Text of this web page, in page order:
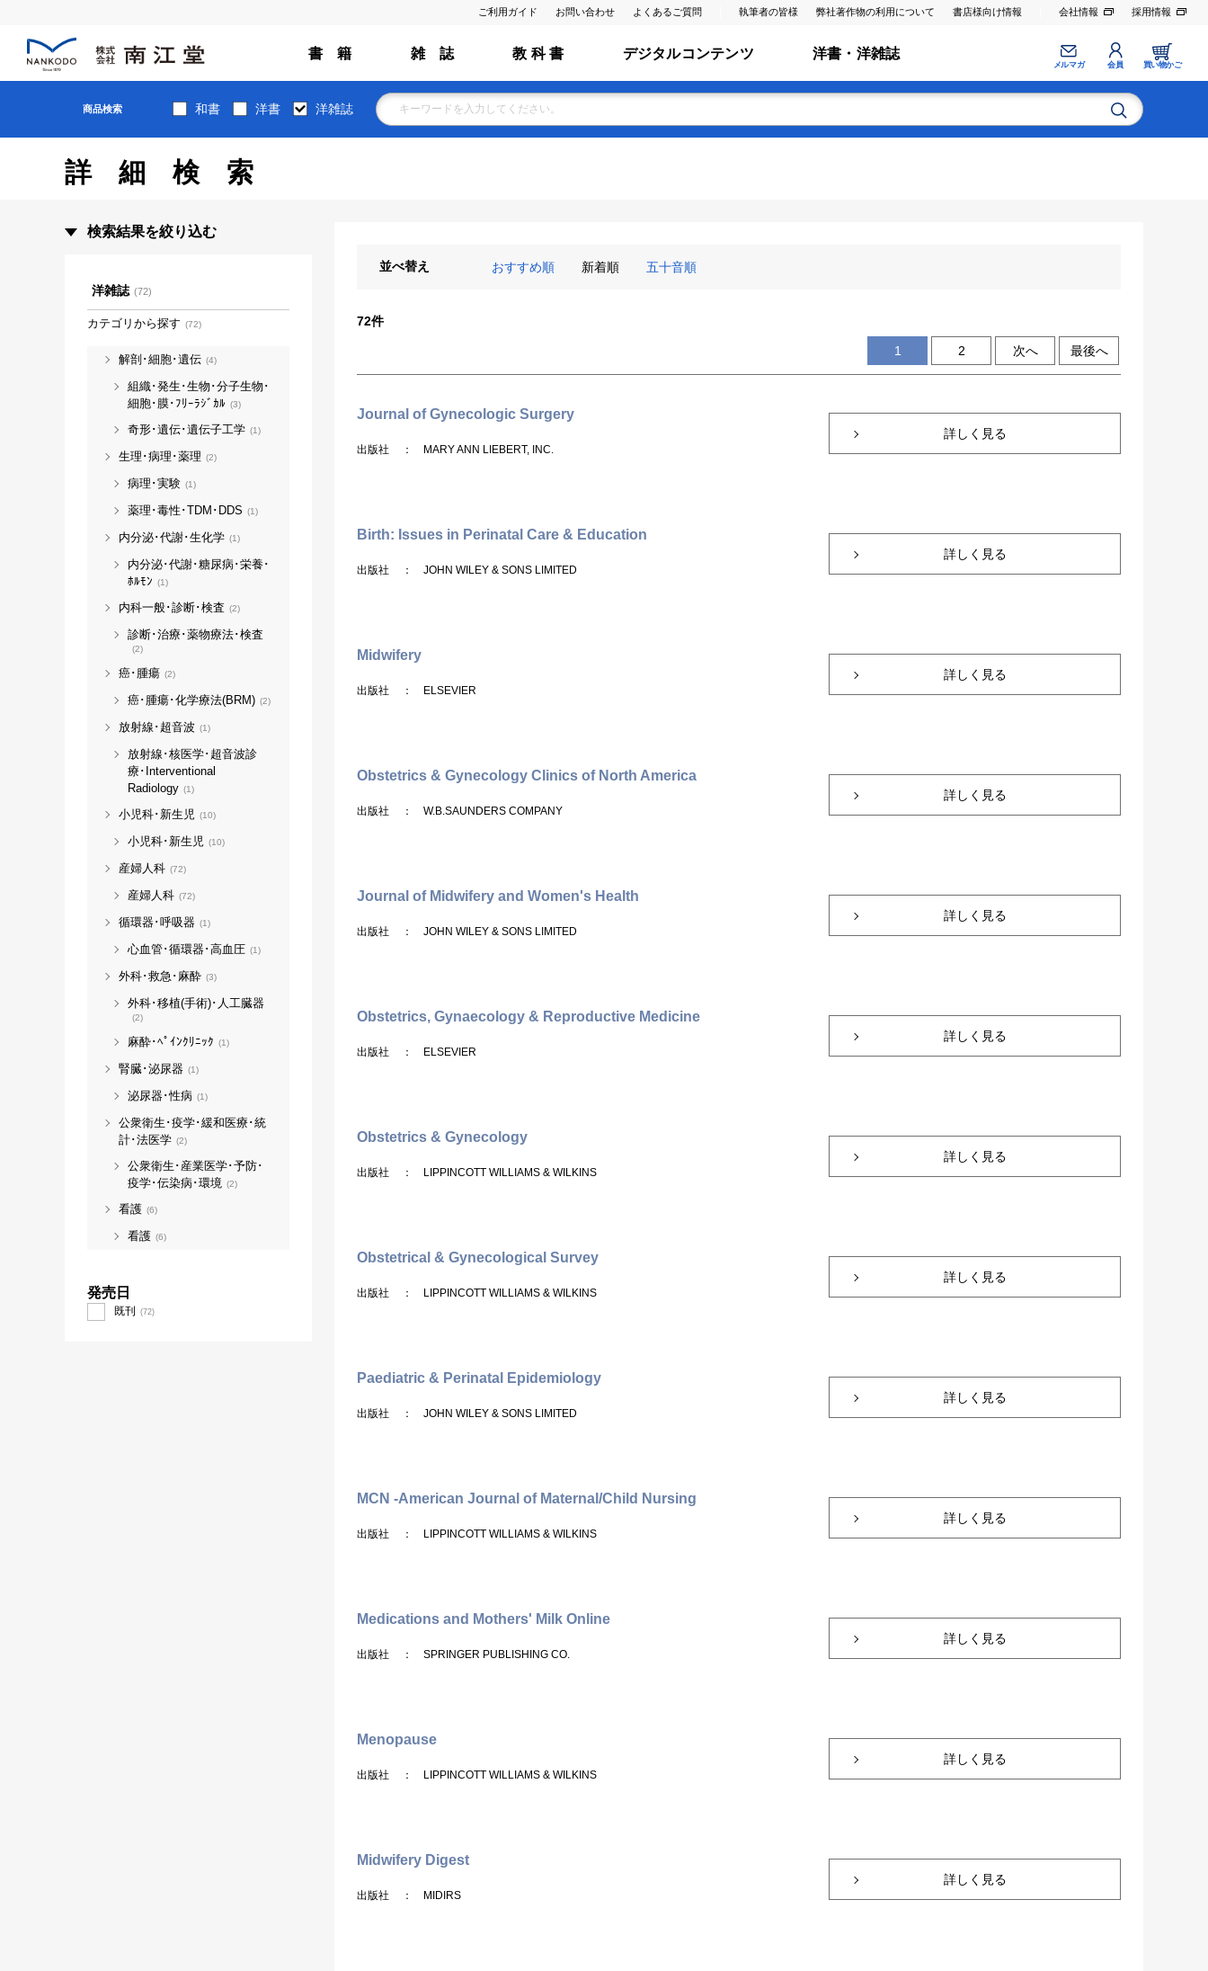
ご利用ガイド お問い合わせ よくあるご質問 執筆者の皆様 弊社著作物の利用について 書店様向け情報 会社情報 採用情報
書 籍 雑 誌 教 科 書 デジタルコンテンツ 洋書・洋雑誌
メルマガ 会員 買い物かご
商品検索 和書 洋書 洋雑誌
詳細検索
並べ替え おすすめ順 新着順 五十音順
72件
1 2 次へ 最後へ
Journal of Gynecologic Surgery
出版社 ： MARY ANN LIEBERT, INC.
詳しく見る
Birth: Issues in Perinatal Care & Education
出版社 ： JOHN WILEY & SONS LIMITED
詳しく見る
Midwifery
出版社 ： ELSEVIER
詳しく見る
Obstetrics & Gynecology Clinics of North America
出版社 ： W.B.SAUNDERS COMPANY
詳しく見る
Journal of Midwifery and Women's Health
出版社 ： JOHN WILEY & SONS LIMITED
詳しく見る
Obstetrics, Gynaecology & Reproductive Medicine
出版社 ： ELSEVIER
詳しく見る
Obstetrics & Gynecology
出版社 ： LIPPINCOTT WILLIAMS & WILKINS
詳しく見る
Obstetrical & Gynecological Survey
出版社 ： LIPPINCOTT WILLIAMS & WILKINS
詳しく見る
Paediatric & Perinatal Epidemiology
出版社 ： JOHN WILEY & SONS LIMITED
詳しく見る
MCN -American Journal of Maternal/Child Nursing
出版社 ： LIPPINCOTT WILLIAMS & WILKINS
詳しく見る
Medications and Mothers' Milk Online
出版社 ： SPRINGER PUBLISHING CO.
詳しく見る
Menopause
出版社 ： LIPPINCOTT WILLIAMS & WILKINS
詳しく見る
Midwifery Digest
出版社 ： MIDIRS
詳しく見る
検索結果を絞り込む
洋雑誌 (72)
カテゴリから探す (72)
解剖･細胞･遺伝 (4)
組織･発生･生物･分子生物･
細胞･膜･ﾌﾘｰﾗｼﾞｶﾙ (3)
奇形･遺伝･遺伝子工学 (1)
生理･病理･薬理 (2)
病理･実験 (1)
薬理･毒性･TDM･DDS (1)
内分泌･代謝･生化学 (1)
内分泌･代謝･糖尿病･栄養･
ﾎﾙﾓﾝ (1)
内科一般･診断･検査 (2)
診断･治療･薬物療法･検査
(2)
癌･腫瘍 (2)
癌･腫瘍･化学療法(BRM) (2)
放射線･超音波 (1)
放射線･核医学･超音波診
療･Interventional
Radiology (1)
小児科･新生児 (10)
小児科･新生児 (10)
産婦人科 (72)
産婦人科 (72)
循環器･呼吸器 (1)
心血管･循環器･高血圧 (1)
外科･救急･麻酔 (3)
外科･移植(手術)･人工臓器
(2)
麻酔･ﾍﾟｲﾝｸﾘﾆｯｸ (1)
腎臓･泌尿器 (1)
泌尿器･性病 (1)
公衆衛生･疫学･緩和医療･統
計･法医学 (2)
公衆衛生･産業医学･予防･
疫学･伝染病･環境 (2)
看護 (6)
看護 (6)
発売日
既刊 (72)